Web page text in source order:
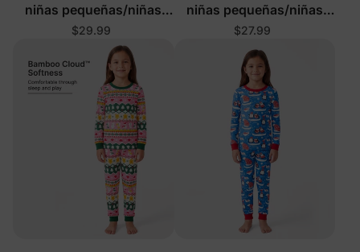
niñas pequeñas/niñas
con girasoles
$29.99
niñas pequeñas/niñas
con fresas
$27.99